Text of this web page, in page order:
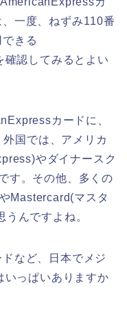
一度、ねずみ110番
きる
認してみるとよい
カードに、
国では、アメリカ
やダイナースク
す。その他、多くの
Mastercard(マスタ
んですよね。
など、日本でメジ
っぱいありますか